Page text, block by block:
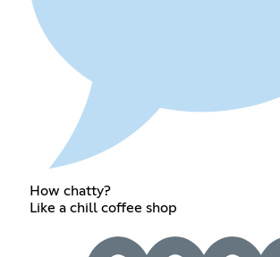
How chatty?
Like a chill coffee shop